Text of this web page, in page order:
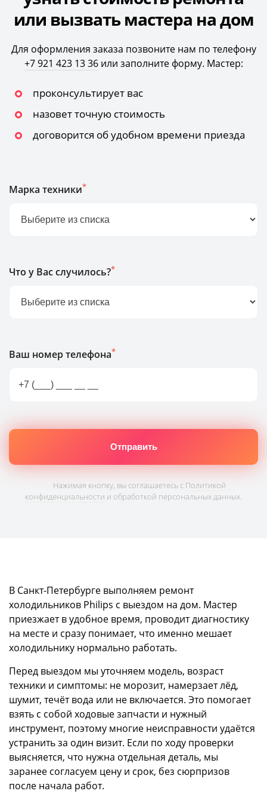
или вызвать мастера на дом
Для оформления заказа позвоните нам по телефону
+7 921 423 13 36или заполните форму. Мастер:
проконсультирует вас
назовет точную стоимость
договорится об удобном времени приезда
Марка техники*
Что у Вас случилось?*
Ваш номер телефона*
Нажимая кнопку, вы соглашаетесь с Политикой
конфиденциальности и обработкой персональных данных.
В Санкт-Петербурге выполняем ремонт
холодильников Philips с выездом на дом. Мастер
приезжает в удобное время, проводит диагностику
на месте и сразу понимает, что именно мешает
холодильнику нормально работать.
Перед выездом мы уточняем модель, возраст
техники и симптомы: не морозит, намерзает лёд,
шумит, течёт вода или не включается. Это помогает
взять с собой ходовые запчасти и нужный
инструмент, поэтому многие неисправности удаётся
устранить за один визит. Если по ходу проверки
выясняется, что нужна отдельная деталь, мы
заранее согласуем цену и срок, без сюрпризов
после начала работ.